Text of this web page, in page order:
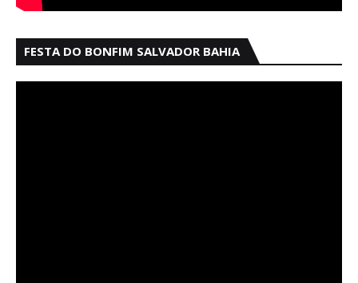
FESTA DO BONFIM SALVADOR BAHIA